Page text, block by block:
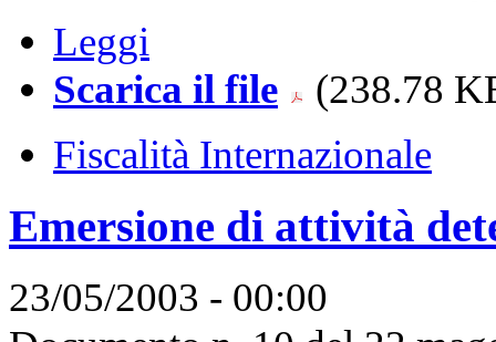
Leggi
Scarica il file
(238.78
Fiscalità Internazionale
Emersione di attività
23/05/2003 - 00:00